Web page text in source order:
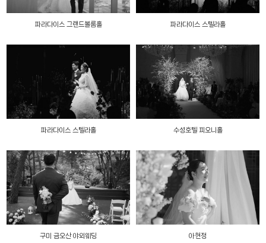
파라다이스 그랜드볼룸홀 파라다이스 스텔라홀
파라다이스 스텔라홀 수성호텔 피오니홀
구미 금오산 야외웨딩 아현정